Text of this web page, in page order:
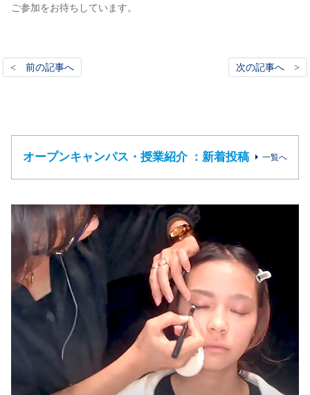
ご参加をお待ちしています。
< 前の記事へ 次の記事へ >
オープンキャンパス・授業紹介 ：新着投稿 一覧へ